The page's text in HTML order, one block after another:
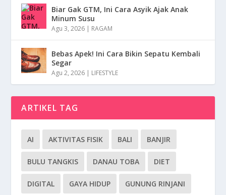
Biar Gak GTM, Ini Cara Asyik Ajak Anak
Minum Susu
Agu 3, 2026 | RAGAM
Bebas Apek! Ini Cara Bikin Sepatu Kembali
Segar
Agu 2, 2026 | LIFESTYLE
ARTIKEL TAG
AI AKTIVITAS FISIK BALI BANJIR
BULU TANGKIS DANAU TOBA DIET
DIGITAL GAYA HIDUP GUNUNG RINJANI